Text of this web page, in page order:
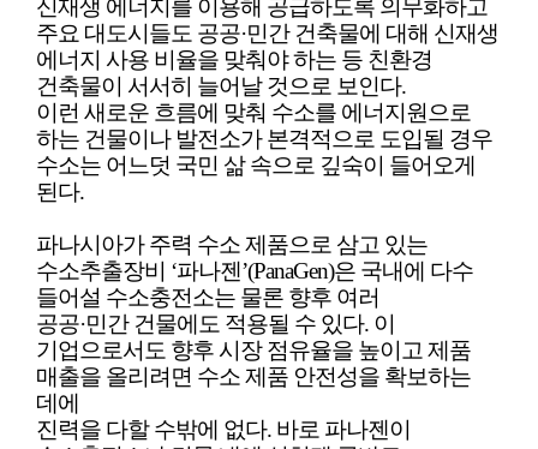
신재생 에너지를 이용해 공급하도록 의무화하고
주요 대도시들도 공공·민간 건축물에 대해 신재생
에너지 사용 비율을 맞춰야 하는 등 친환경
건축물이 서서히 늘어날 것으로 보인다.
이런 새로운 흐름에 맞춰 수소를 에너지원으로
하는 건물이나 발전소가 본격적으로 도입될 경우
수소는 어느덧 국민 삶 속으로 깊숙이 들어오게
된다.
파나시아가 주력 수소 제품으로 삼고 있는
수소추출장비 ‘파나젠’(PanaGen)은 국내에 다수
들어설 수소충전소는 물론 향후 여러
공공·민간 건물에도 적용될 수 있다. 이
기업으로서도 향후 시장 점유율을 높이고 제품
매출을 올리려면 수소 제품 안전성을 확보하는
데에
진력을 다할 수밖에 없다. 바로 파나젠이